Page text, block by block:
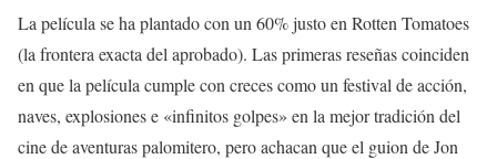
La película se ha plantado con un 60% justo en Rotten Tomatoes
(la frontera exacta del aprobado). Las primeras reseñas coinciden
en que la película cumple con creces como un festival de acción,
naves, explosiones e «infinitos golpes» en la mejor tradición del
cine de aventuras palomitero, pero achacan que el guion de Jon